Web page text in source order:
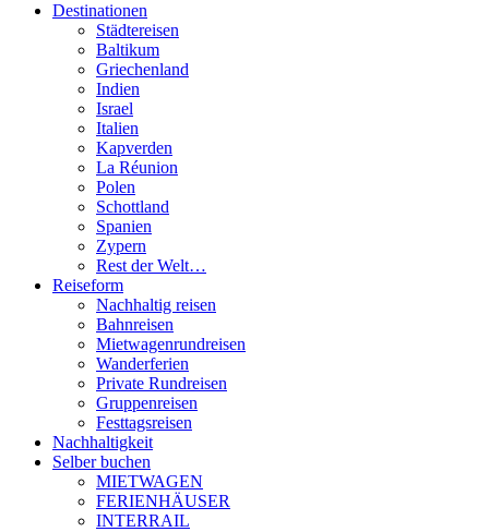
Destinationen
Städtereisen
Baltikum
Griechenland
Indien
Israel
Italien
Kapverden
La Réunion
Polen
Schottland
Spanien
Zypern
Rest der Welt…
Reiseform
Nachhaltig reisen
Bahnreisen
Mietwagenrundreisen
Wanderferien
Private Rundreisen
Gruppenreisen
Festtagsreisen
Nachhaltigkeit
Selber buchen
MIETWAGEN
FERIENHÄUSER
INTERRAIL